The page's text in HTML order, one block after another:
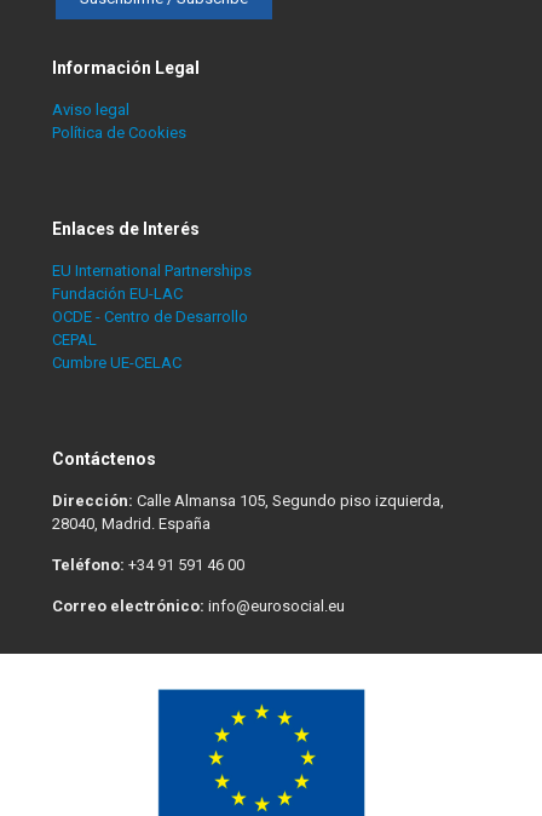
Información Legal
Aviso legal
Política de Cookies
Enlaces de Interés
EU International Partnerships
Fundación EU-LAC
OCDE - Centro de Desarrollo
CEPAL
Cumbre UE-CELAC
Contáctenos
Dirección: Calle Almansa 105, Segundo piso izquierda,
28040, Madrid. España
Teléfono: +34 91 591 46 00
Correo electrónico: info@eurosocial.eu